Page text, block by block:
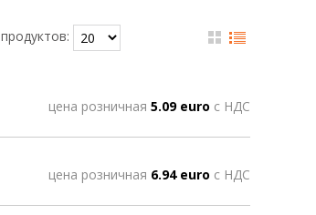
продуктов:
цена розничная 5.09 euro с НДС
цена розничная 6.94 euro с НДС